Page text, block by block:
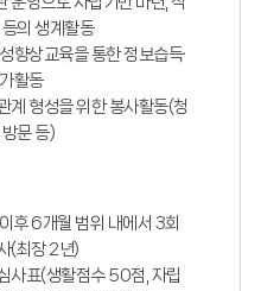
의 생계활동
향상교육을 통한 정보습득·
활동
계 형성을 위한 봉사활동(청
문 등)
후 6개월 범위 내에서 3회
(최장 2년)
사표(생활점수 50점, 자립